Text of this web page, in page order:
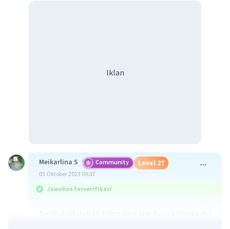
Iklan
Meikarlina S Community Level 27
03 Oktober 2023 09:37
Jawaban terverifikasi